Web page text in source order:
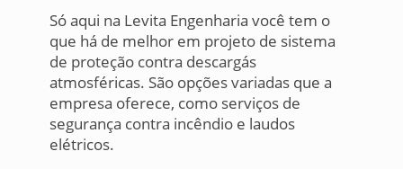
Só aqui na Levita Engenharia você tem o
que há de melhor em projeto de sistema
de proteção contra descargás
atmosféricas. São opções variadas que a
empresa oferece, como serviços de
segurança contra incêndio e laudos
elétricos.